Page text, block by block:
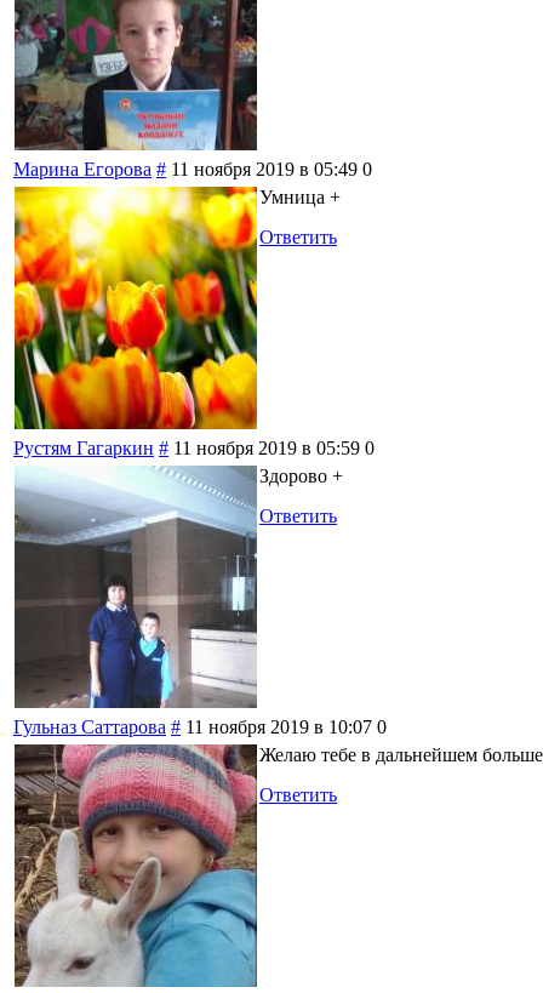
Марина Егорова # 11 ноября 2019 в 05:49 0
Умница +
Ответить
Рустям Гагаркин # 11 ноября 2019 в 05:59 0
Здорово +
Ответить
Гульназ Саттарова # 11 ноября 2019 в 10:07 0
Желаю тебе в дальнейшем
Ответить